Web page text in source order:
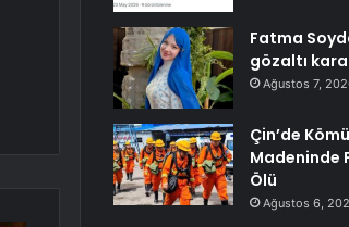
Fatma
gözaltı
Ağustos 7,
Çin’de
Madeninde
Ölü
Ağustos 6,